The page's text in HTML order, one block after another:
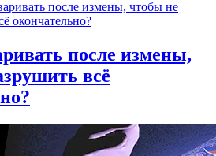
после измены,
всё